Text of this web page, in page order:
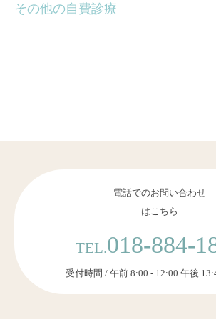
その他の自費診療
電話でのお問い合わせ
はこちら
TEL.018-884-
受付時間 / 午前 8:00 - 12:00 午後